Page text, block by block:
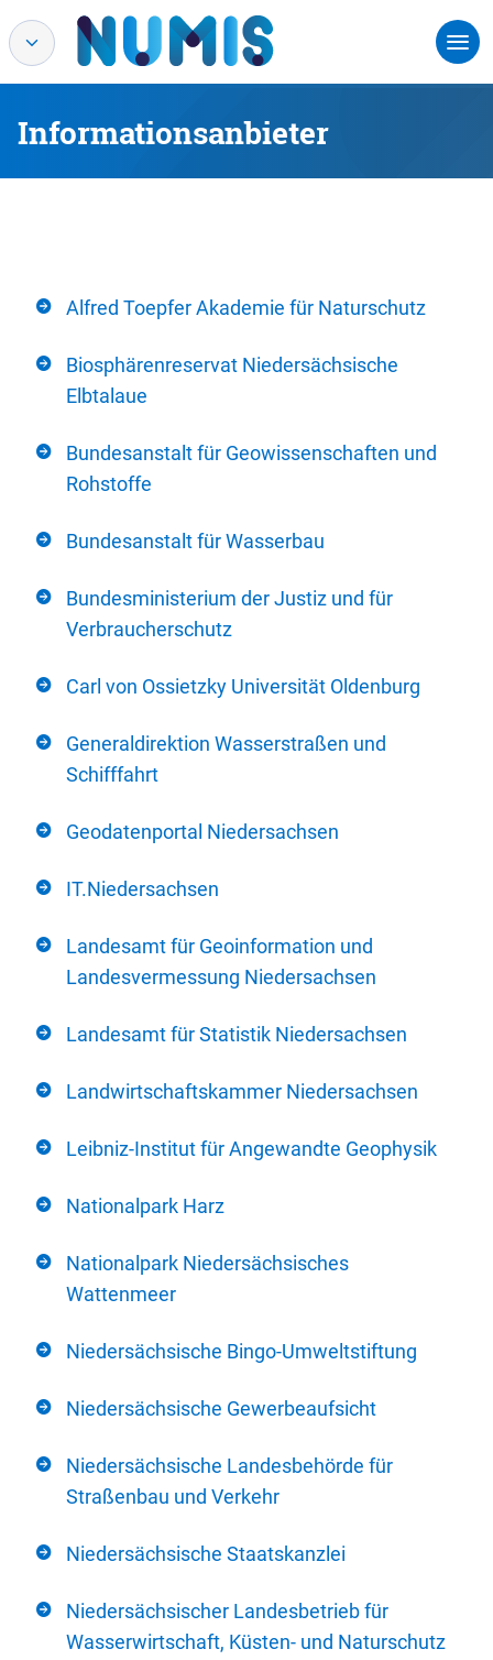
Informationsanbieter
Alfred Toepfer Akademie für Naturschutz
Biosphärenreservat Niedersächsische
Elbtalaue
Bundesanstalt für Geowissenschaften und
Rohstoffe
Bundesanstalt für Wasserbau
Bundesministerium der Justiz und für
Verbraucherschutz
Carl von Ossietzky Universität Oldenburg
Generaldirektion Wasserstraßen und
Schifffahrt
Geodatenportal Niedersachsen
IT.Niedersachsen
Landesamt für Geoinformation und
Landesvermessung Niedersachsen
Landesamt für Statistik Niedersachsen
Landwirtschaftskammer Niedersachsen
Leibniz-Institut für Angewandte Geophysik
Nationalpark Harz
Nationalpark Niedersächsisches
Wattenmeer
Niedersächsische Bingo-Umweltstiftung
Niedersächsische Gewerbeaufsicht
Niedersächsische Landesbehörde für
Straßenbau und Verkehr
Niedersächsische Staatskanzlei
Niedersächsischer Landesbetrieb für
Wasserwirtschaft, Küsten- und Naturschutz